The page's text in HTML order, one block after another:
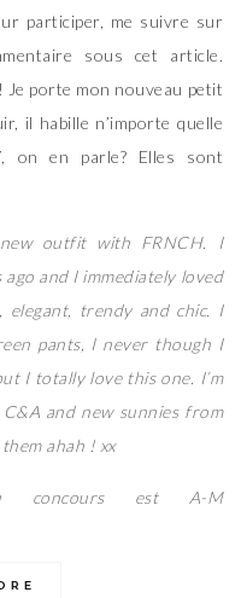
participer, me suivre sur
sous cet article.
Je porte mon nouveau petit
il habille n’importe quelle
, on en parle? Elles sont
outfit with FRNCH. I
and I immediately loved
trendy and chic. I
pants, I never though I
I totally love this one. I’m
and new sunnies from
ahah ! xx
concours est A-M